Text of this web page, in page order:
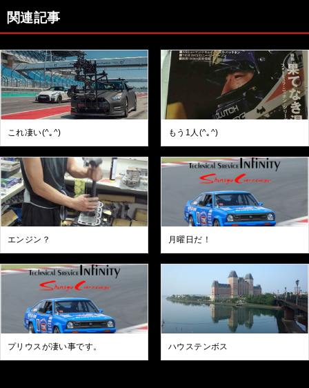
関連記事
これ凄い(^｡^) もう1人(^｡^)
エンジン？ 月曜日だ！
プリウスが凄い事です。 ハウステンボス